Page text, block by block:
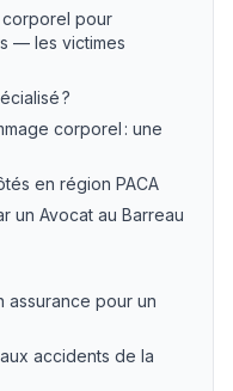
corporel pour
— les victimes
?
corporel : une
en région PACA
un Avocat au Barreau
assurance pour un
accidents de la